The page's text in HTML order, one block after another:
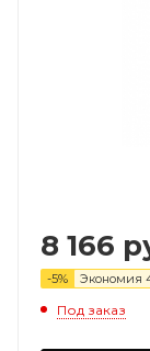
8 166
-5% Экономия
Под заказ